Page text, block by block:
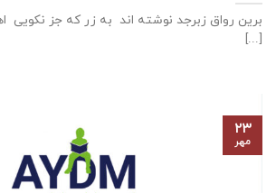
برین رواق زبرجد نوشته اند به زر که جز نکویی
[...]
۲۳
مهر